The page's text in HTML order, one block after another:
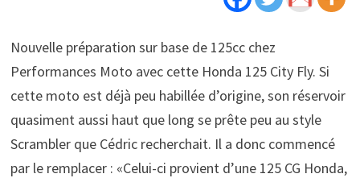
Nouvelle préparation sur base de 125cc chez
Performances Moto avec cette Honda 125 City Fly. Si
cette moto est déjà peu habillée d’origine, son réservoir
quasiment aussi haut que long se prête peu au style
Scrambler que Cédric recherchait. Il a donc commencé
par le remplacer : «Celui-ci provient d’une 125 CG Honda,